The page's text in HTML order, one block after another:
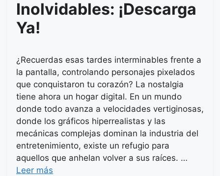
Inolvidables: ¡Descarga
Ya!
¿Recuerdas esas tardes interminables frente a
la pantalla, controlando personajes pixelados
que conquistaron tu corazón? La nostalgia
tiene ahora un hogar digital. En un mundo
donde todo avanza a velocidades vertiginosas,
donde los gráficos hiperrealistas y las
mecánicas complejas dominan la industria del
entretenimiento, existe un refugio para
aquellos que anhelan volver a sus raíces. …
Leer más